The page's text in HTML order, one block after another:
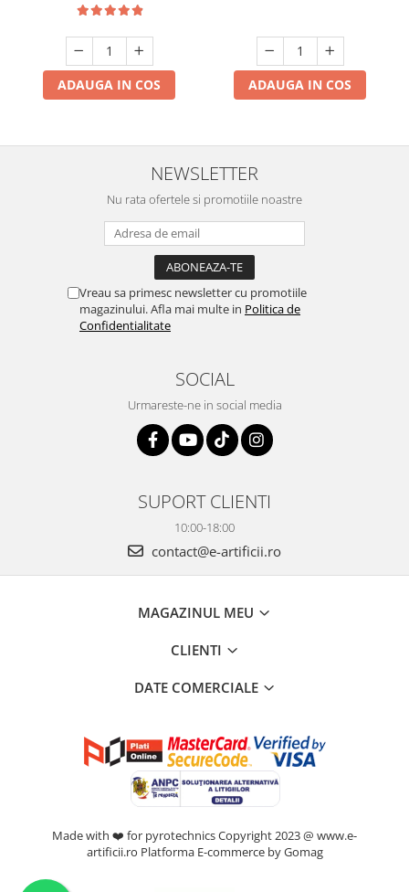
ADAUGA IN COS ADAUGA IN COS
NEWSLETTER
Nu rata ofertele si promotiile noastre
Vreau sa primesc newsletter cu promotiile
magazinului. Afla mai multe in Politica de
Confidentialitate
SOCIAL
Urmareste-ne in social media
SUPORT CLIENTI
10:00-18:00
contact@e-artificii.ro
MAGAZINUL MEU
CLIENTI
DATE COMERCIALE
Made with ❤️ for pyrotechnics Copyright 2023 @ www.e-
artificii.ro Platforma E-commerce by Gomag